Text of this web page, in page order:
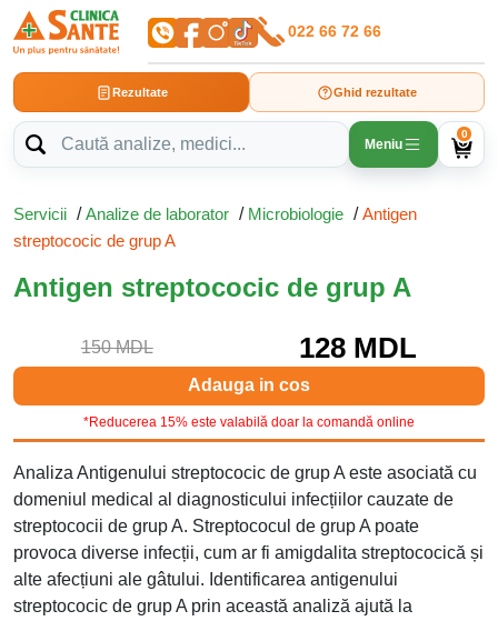
022 66 72 66
Rezultate Ghid rezultate
Meniu
0
Servicii /Analize de laborator / Microbiologie /Antigen
streptococic de grup A
Antigen streptococic de grup A
150 MDL 128 MDL
Adauga in cos
*Reducerea 15% este valabilă doar la comandă online
Analiza Antigenului streptococic de grup A este asociată cu
domeniul medical al diagnosticului infecțiilor cauzate de
streptococii de grup A. Streptococul de grup A poate
provoca diverse infecții, cum ar fi amigdalita streptococică și
alte afecțiuni ale gâtului. Identificarea antigenului
streptococic de grup A prin această analiză ajută la